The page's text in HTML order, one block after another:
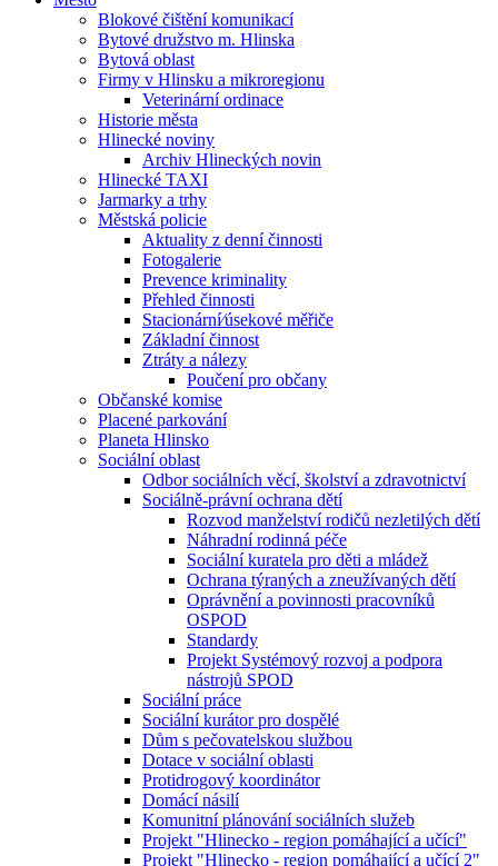
Blokové čištění komunikací
Bytové družstvo m. Hlinska
Bytová oblast
Firmy v Hlinsku a mikroregionu
Veterinární ordinace
Historie města
Hlinecké noviny
Archiv Hlineckých novin
Hlinecké TAXI
Jarmarky a trhy
Městská policie
Aktuality z denní činnosti
Fotogalerie
Prevence kriminality
Přehled činnosti
Stacionární⁄úsekové měřiče
Základní činnost
Ztráty a nálezy
Poučení pro občany
Občanské komise
Placené parkování
Planeta Hlinsko
Sociální oblast
Odbor sociálních věcí, školství a zdravotnictví
Sociálně-právní ochrana dětí
Rozvod manželství rodičů nezletilých dětí
Náhradní rodinná péče
Sociální kuratela pro děti a mládež
Ochrana týraných a zneužívaných dětí
Oprávnění a povinnosti pracovníků
OSPOD
Standardy
Projekt Systémový rozvoj a podpora
nástrojů SPOD
Sociální práce
Sociální kurátor pro dospělé
Dům s pečovatelskou službou
Dotace v sociální oblasti
Protidrogový koordinátor
Domácí násilí
Komunitní plánování sociálních služeb
Projekt "Hlinecko - region pomáhající a učící"
Projekt "Hlinecko - region pomáhající a učící 2"